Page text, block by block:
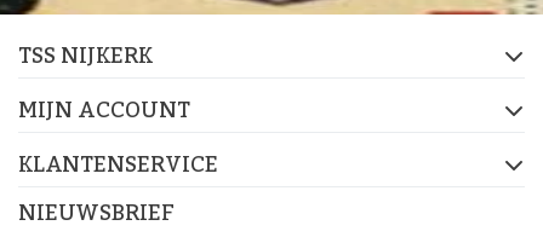
TSS NIJKERK
MIJN ACCOUNT
KLANTENSERVICE
NIEUWSBRIEF